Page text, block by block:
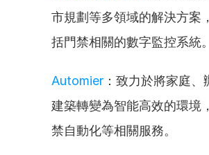
市規劃等多領域的解決方案
括門禁相關的數字監控系統。
Automier ：致力於將家庭、
建築轉變為智能高效的環境
禁自動化等相關服務。